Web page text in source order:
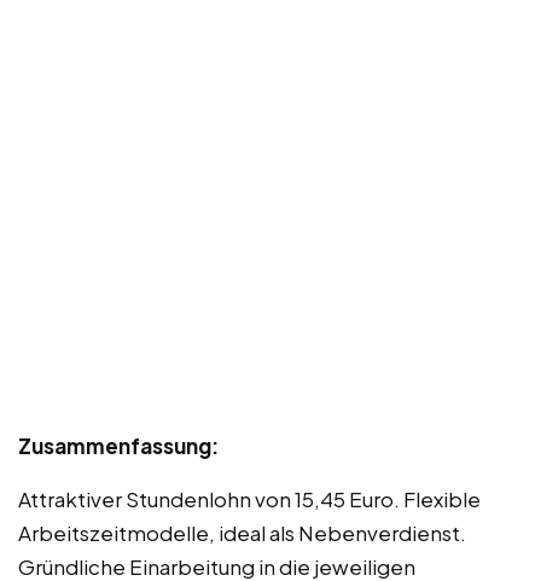
Zusammenfassung:
Attraktiver Stundenlohn von 15,45 Euro. Flexible
Arbeitszeitmodelle, ideal als Nebenverdienst.
Gründliche Einarbeitung in die jeweiligen